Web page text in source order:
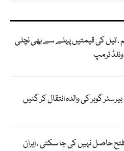
، تیل کی قیمتیں پہلے سے بھی نچلی
ٹرمپ
گوہر کی والدہ انتقال کر گئیں
حاصل نہیں کی جا سکتی ، ایران